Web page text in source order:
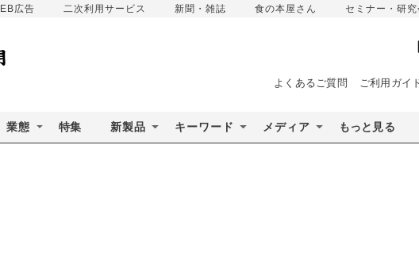
広告 二次利用サービス 新聞・雑誌 食の本屋さん セミナー・研究
よくあるご質問 ご利用ガイ
業態 特集 新製品 キーワード メディア もっと見る